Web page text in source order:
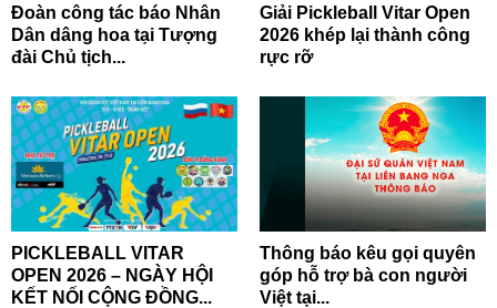
Đoàn công tác báo Nhân
Dân dâng hoa tại Tượng
đài Chủ tịch...
Giải Pickleball Vitar Open
2026 khép lại thành công
rực rỡ
PICKLEBALL VITAR
OPEN 2026 – NGÀY HỘI
KẾT NỐI CỘNG ĐỒNG...
Thông báo kêu gọi quyên
góp hỗ trợ bà con người
Việt tại...